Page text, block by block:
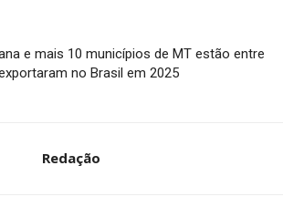
e mais 10 municípios de MT estão entre
no Brasil em 2025
Redação